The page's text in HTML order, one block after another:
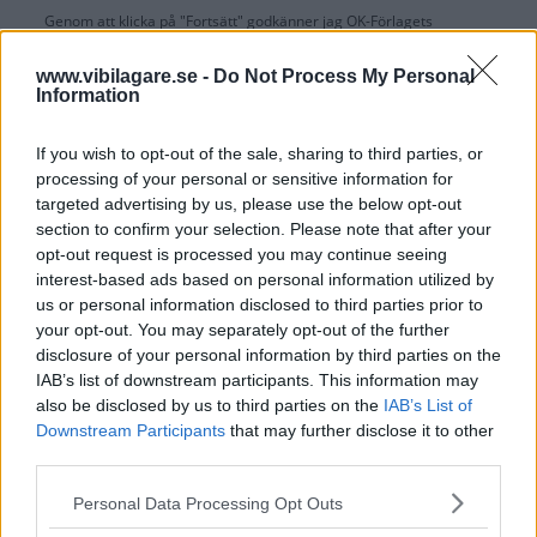
www.vibilagare.se - Do Not Process My Personal
Information
If you wish to opt-out of the sale, sharing to third parties, or
processing of your personal or sensitive information for
targeted advertising by us, please use the below opt-out
section to confirm your selection. Please note that after your
opt-out request is processed you may continue seeing
interest-based ads based on personal information utilized by
us or personal information disclosed to third parties prior to
your opt-out. You may separately opt-out of the further
disclosure of your personal information by third parties on the
IAB’s list of downstream participants. This information may
also be disclosed by us to third parties on the IAB’s List of
Downstream Participants that may further disclose it to other
Please note that this website/app uses one or more Google
Personal Data Processing Opt Outs
Genom att klicka på "Fortsätt" godkänner jag OK-Förlagets
OK-Förlagets integritetspolicy
Är du redan prenumerant på vår papperstidning?
Aktivera din digitala prenumeration utan kostnad här.